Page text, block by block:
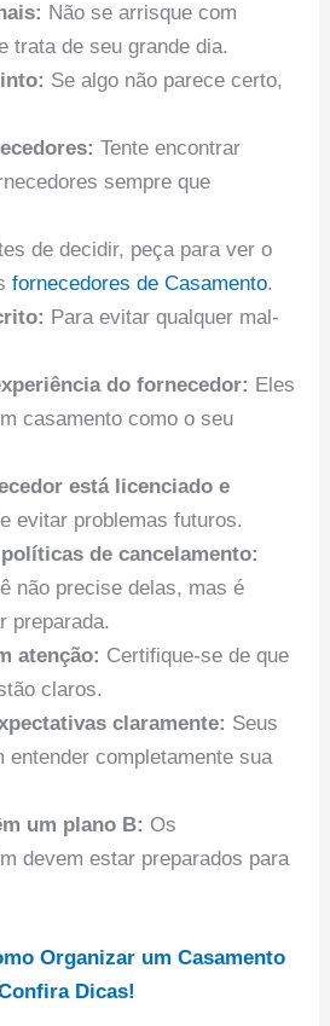
Não se arrisque com
trata de seu grande dia.
Se algo não parece certo,
Tente encontrar
sempre que
de decidir, peça para ver o
fornecedores de Casamento.
Para evitar qualquer mal-
do fornecedor: Eles
casamento como o seu
está licenciado e
evitar problemas futuros.
de cancelamento:
não precise delas, mas é
preparada.
atenção: Certifique-se de que
claros.
claramente: Seus
entender completamente sua
um plano B: Os
devem estar preparados para
Organizar um Casamento
Dicas!